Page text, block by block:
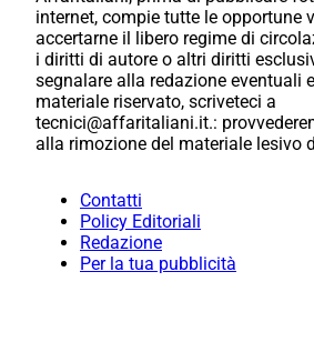
internet, compie tutte le opportune
accertarne il libero regime di
i diritti di autore o altri diritti
segnalare alla redazione eventuali
materiale riservato, scriveteci a
tecnici@affaritaliani.it.:
alla rimozione del materiale lesivo
Contatti
Policy Editoriali
Redazione
Per la tua pubblicità